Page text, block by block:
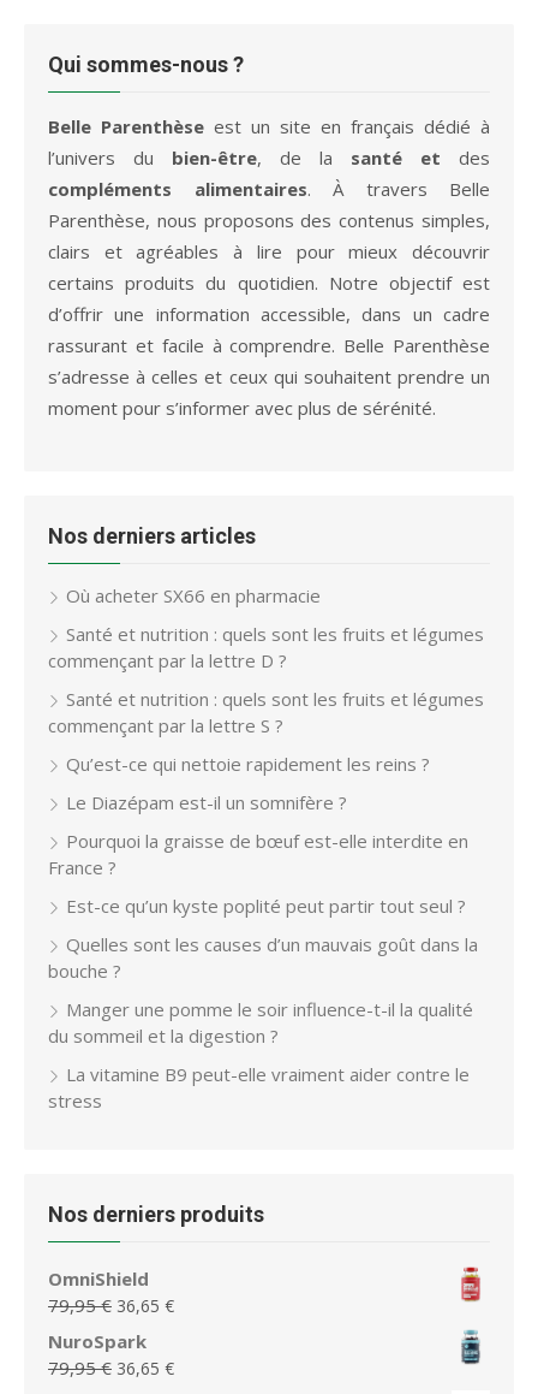
Qui sommes-nous ?
Belle Parenthèse est un site en français dédié à
l’univers du bien-être, de la santé et des
compléments alimentaires. À travers Belle
Parenthèse, nous proposons des contenus simples,
clairs et agréables à lire pour mieux découvrir
certains produits du quotidien. Notre objectif est
d’offrir une information accessible, dans un cadre
rassurant et facile à comprendre. Belle Parenthèse
s’adresse à celles et ceux qui souhaitent prendre un
moment pour s’informer avec plus de sérénité.
Nos derniers articles
Où acheter SX66 en pharmacie
Santé et nutrition : quels sont les fruits et légumes
commençant par la lettre D ?
Santé et nutrition : quels sont les fruits et légumes
commençant par la lettre S ?
Qu’est-ce qui nettoie rapidement les reins ?
Le Diazépam est-il un somnifère ?
Pourquoi la graisse de bœuf est-elle interdite en
France ?
Est-ce qu’un kyste poplité peut partir tout seul ?
Quelles sont les causes d’un mauvais goût dans la
bouche ?
Manger une pomme le soir influence-t-il la qualité
du sommeil et la digestion ?
La vitamine B9 peut-elle vraiment aider contre le
stress
Nos derniers produits
OmniShield
79,95€ Le
prix
initial
était :
36,65 €Le
est :
NuroSpark
79,95€ Le
36,65 €Le